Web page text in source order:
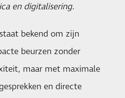
en digitalisering.
bekend om zijn
beurzen zonder
maar met maximale
en directe